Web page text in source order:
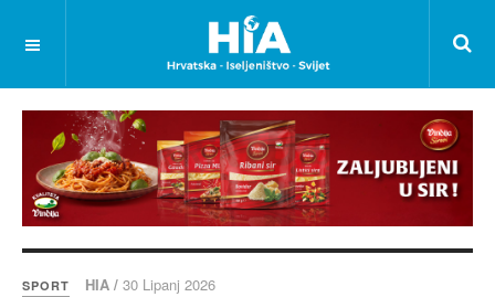
SPORT HIA / 30 Lipanj 2026